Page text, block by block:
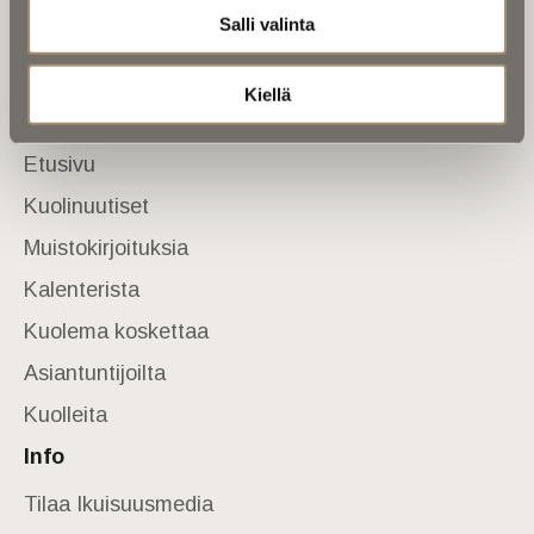
Salli valinta
Kiellä
Anna palautetta
Sivusto
Etusivu
Kuolinuutiset
Muistokirjoituksia
Kalenterista
Kuolema koskettaa
Asiantuntijoilta
Kuolleita
Info
Tilaa Ikuisuusmedia